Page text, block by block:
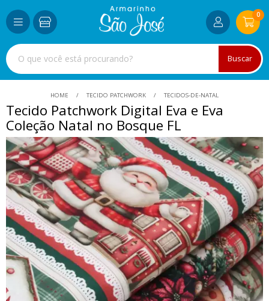
Buscar
0
HOME TECIDO PATCHWORK TECIDOS-DE-NATAL
Tecido Patchwork Digital Eva e Eva
Coleção Natal no Bosque FL